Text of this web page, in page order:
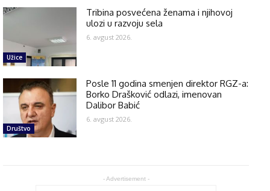
Užice
Tribina posvećena ženama i njihovoj
ulozi u razvoju sela
6. avgust 2026.
Društvo
Posle 11 godina smenjen direktor RGZ-a:
Borko Drašković odlazi, imenovan
Dalibor Babić
6. avgust 2026.
- Advertisement -